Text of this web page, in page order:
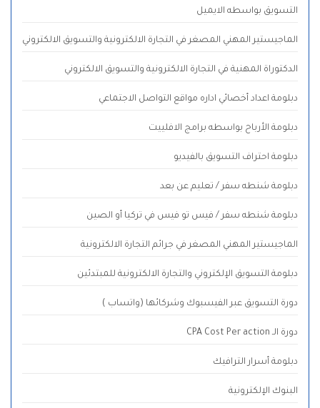
التسويق بواسطه الايميل
الماجيستير المهني المصغر في التجارة الالكترونية والتسويق الالكتروني
الدكتوراة المهنية في التجارة الالكترونية والتسويق الالكتروني
دبلومة اعداد أخصائي اداره مواقع التواصل الاجتماعي
دبلومة الأرباح بواسطه برامج الافلييت
دبلومة احتراف التسويق بالفيديو
دبلومة شنطه سفر / تعليم عن بعد
دبلومة شنطه سفر / فيس تو فيس في تركيا أو الصين
الماجيستير المهني المصغر في جرائم التجارة الالكترونية
دبلومة التسويق الإلكتروني والتجارة الالكترونية للمبتدئين
دورة التسويق عبر الفيسبوك وشركائها (واتساب )
دورة الـ CPA Cost Per action
دبلومة أسرار الترافيك
البنوك الإلكترونية